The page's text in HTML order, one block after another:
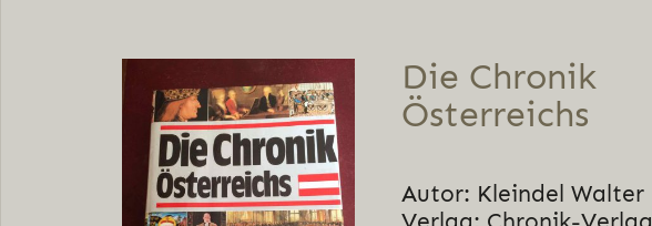
Die Chronik
Österreichs
Autor: Kleindel Walter